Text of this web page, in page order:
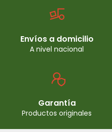
Envíos a domicilio
A nivel nacional
Garantía
Productos originales